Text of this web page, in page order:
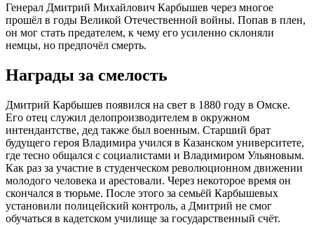
Генерал Дмитрий Михайлович Карбышев через многое
прошёл в годы Великой Отечественной войны. Попав в плен,
он мог стать предателем, к чему его усиленно склоняли
немцы, но предпочёл смерть.
Награды за смелость
Дмитрий Карбышев появился на свет в 1880 году в Омске.
Его отец служил делопроизводителем в окружном
интендантстве, дед также был военным. Старший брат
будущего героя Владимира учился в Казанском университете,
где тесно общался с социалистами и Владимиром Ульяновым.
Как раз за участие в студенческом революционном движении
молодого человека и арестовали. Через некоторое время он
скончался в тюрьме. После этого за семьёй Карбышевых
установили полицейский контроль, а Дмитрий не смог
обучаться в кадетском училище за государственный счёт.